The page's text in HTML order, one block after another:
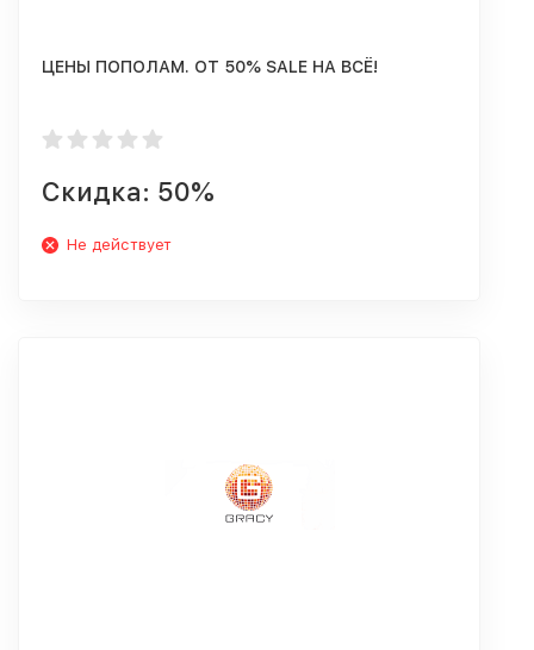
ЦЕНЫ ПОПОЛАМ. ОТ 50% SALE НА ВСЁ!
Скидка: 50%
Не действует